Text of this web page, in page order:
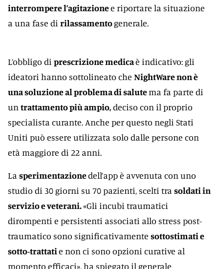
interrompere l’agitazionee riportare la situazione
a una fase di rilassamentogenerale.
L’obbligo di prescrizione medicaè indicativo: gli
ideatori hanno sottolineato che NightWare non è
una soluzione al problema di salutema fa parte di
un trattamento più ampio,deciso con il proprio
specialista curante. Anche per questo negli Stati
Uniti può essere utilizzata solo dalle persone con
età maggiore di 22 anni.
La sperimentazionedell’app è avvenuta con uno
studio di 30 giorni su 70 pazienti, scelti tra soldati in
servizio e veterani.«Gli incubi traumatici
dirompenti e persistenti associati allo stress post-
traumatico sono significativamente sottostimati e
sotto-trattatie non ci sono opzioni curative al
momento efficaci», ha spiegato il generale